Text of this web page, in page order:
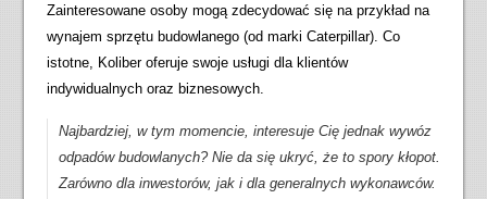
Zainteresowane osoby mogą zdecydować się na przykład na
wynajem sprzętu budowlanego (od marki Caterpillar). Co
istotne, Koliber oferuje swoje usługi dla klientów
indywidualnych oraz biznesowych.
Najbardziej, w tym momencie, interesuje Cię jednak wywóz
odpadów budowlanych? Nie da się ukryć, że to spory kłopot.
Zarówno dla inwestorów, jak i dla generalnych wykonawców.